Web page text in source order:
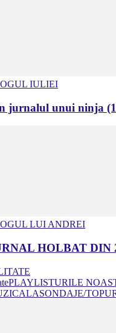
IULIEI
jurnalul unui ninja
LUI ANDREI
HOLBAT DIN
PLAYLISTURILE
SONDAJE/